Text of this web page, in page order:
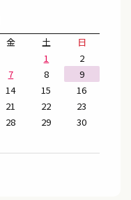
金 土
日
1
2
7 8
9
14 15
16
21 22
23
28 29
30